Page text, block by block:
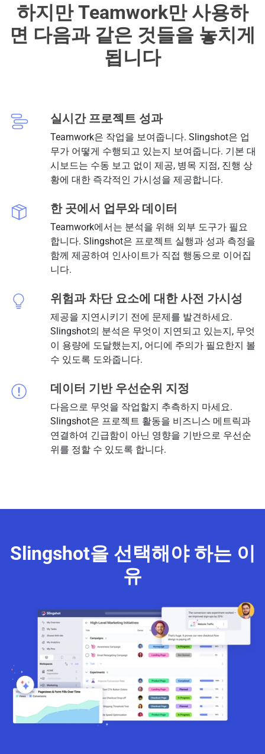
하지만 Teamwork만 사용하
면 다음과 같은 것들을 놓치게
됩니다
실시간 프로젝트 성과
Teamwork은 작업을 보여줍니다. Slingshot은 업
무가 어떻게 수행되고 있는지 보여줍니다. 기본 대
시보드는 수동 보고 없이 제공, 병목 지점, 진행 상
황에 대한 즉각적인 가시성을 제공합니다.
한 곳에서 업무와 데이터
Teamwork에서는 분석을 위해 외부 도구가 필요
합니다. Slingshot은 프로젝트 실행과 성과 측정을
함께 제공하여 인사이트가 직접 행동으로 이어집
니다.
위험과 차단 요소에 대한 사전 가시성
제공을 지연시키기 전에 문제를 발견하세요.
Slingshot의 분석은 무엇이 지연되고 있는지, 무엇
이 용량에 도달했는지, 어디에 주의가 필요한지 볼
수 있도록 도와줍니다.
데이터 기반 우선순위 지정
다음으로 무엇을 작업할지 추측하지 마세요.
Slingshot은 프로젝트 활동을 비즈니스 메트릭과
연결하여 긴급함이 아닌 영향을 기반으로 우선순
위를 정할 수 있도록 합니다.
Slingshot을 선택해야 하는 이
유